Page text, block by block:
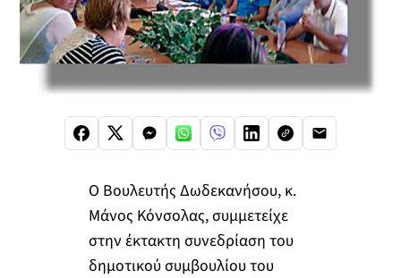
Ο Βουλευτής Δωδεκανήσου, κ.
Μάνος Κόνσολας, συμμετείχε
στην έκτακτη συνεδρίαση του
δημοτικού συμβουλίου του